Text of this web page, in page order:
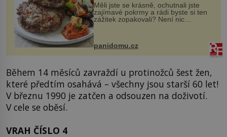
Měli jste se krásně, ochutnali jste
zajímavé pokrmy a rádi byste si ten
zážitek zopakovali? Není nic
snazšího. Pljeskavica (10 porcí)
Možná jste ji ochutnali na dovolené v
panidomu.cz
Během 14 měsíců zavraždí u protinožců šest žen,
které předtím osahává – všechny jsou starší 60 let!
V březnu 1990 je zatčen a odsouzen na doživotí.
V cele se oběsí.
VRAH ČÍSLO 4